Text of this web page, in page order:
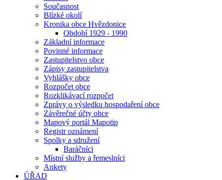
Současnost
Blízké okolí
Kronika obce Hvězdonice
Období 1929 - 1990
Základní informace
Povinné informace
Zastupitelstvo obce
Zápisy zastupitelstva
Vyhlášky obce
Rozpočet obce
Rozklikávací rozpočet
Zprávy o výsledku hospodaření obce
Závěrečné účty obce
Mapový portál Mapotip
Registr oznámení
Spolky a sdružení
Baráčníci
Místní služby a řemeslníci
Ankety
ÚŘAD